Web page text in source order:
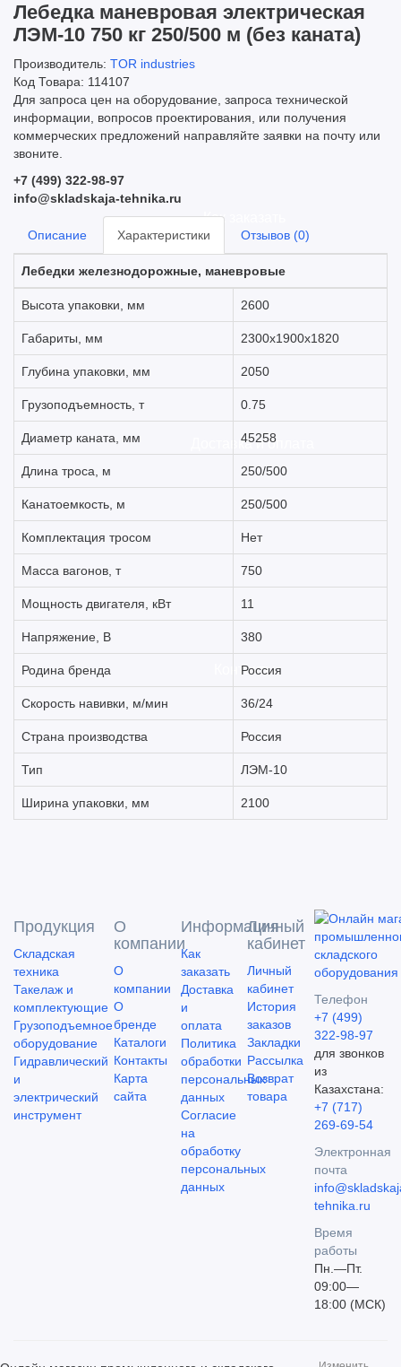
Как заказать
Доставка и оплата
Контакты
Лебедка маневровая электрическая
ЛЭМ-10 750 кг 250/500 м (без каната)
Производитель: TOR industries
Код Товара: 114107
Для запроса цен на оборудование, запроса технической
информации, вопросов проектирования, или получения
коммерческих предложений направляйте заявки на почту или
звоните.
+7 (499) 322-98-97
info@skladskaja-tehnika.ru
Описание Характеристики Отзывов (0)
Лебедки железнодорожные, маневровые
Высота упаковки, мм 2600
Габариты, мм 2300х1900х1820
Глубина упаковки, мм 2050
Грузоподъемность, т 0.75
Диаметр каната, мм 45258
Длина троса, м 250/500
Канатоемкость, м 250/500
Комплектация тросом Нет
Масса вагонов, т 750
Мощность двигателя, кВт 11
Напряжение, В 380
Родина бренда Россия
Скорость навивки, м/мин 36/24
Страна производства Россия
Тип ЛЭМ-10
Ширина упаковки, мм 2100
Продукция
Складская
техника
Такелаж и
комплектующие
Грузоподъемное
оборудование
Гидравлический
и
электрический
инструмент
О
компании
О
компании
О
бренде
Каталоги
Контакты
Карта
сайта
Информация
Как
заказать
Доставка
и
оплата
Политика
обработки
персональных
данных
Согласие
на
обработку
персональных
данных
Личный
кабинет
Личный
кабинет
История
заказов
Закладки
Рассылка
Возврат
товара
Телефон
+7 (499)
322-98-97
для звонков
из
Казахстана:
+7 (717)
269-69-54
Электронная
почта
tehnika.ru
Время
работы
Пн.—Пт.
09:00—
18:00 (МСК)